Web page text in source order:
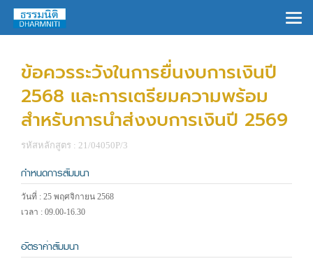
ข้อควรระวังในการยื่นงบการเงินปี
2568 และการเตรียมความพร้อม
สำหรับการนำส่งงบการเงินปี 2569
รหัสหลักสูตร : 21/04050P/3
กำหนดการสัมมนา
วันที่ : 25 พฤศจิกายน 2568
เวลา : 09.00-16.30
อัตราค่าสัมมนา
×